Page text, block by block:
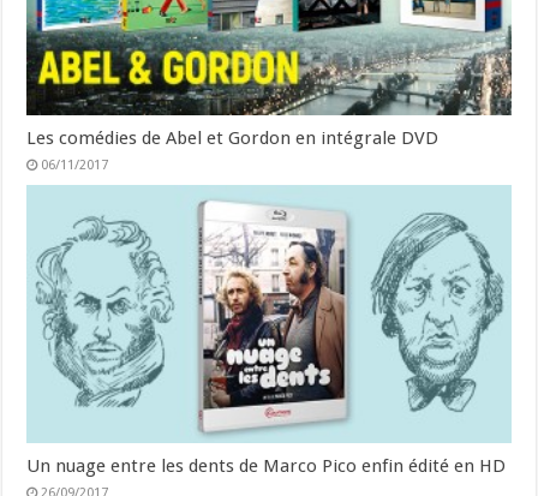
Les comédies de Abel et Gordon en intégrale DVD
06/11/2017
Un nuage entre les dents de Marco Pico enfin édité en HD
26/09/2017